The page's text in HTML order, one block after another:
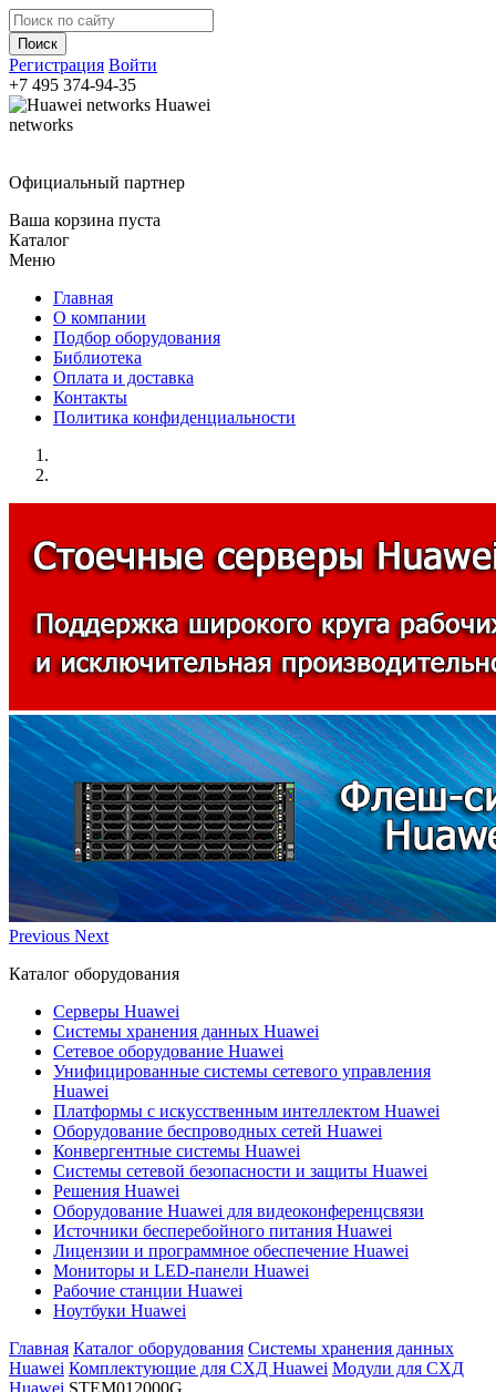
Регистрация Войти
+7 495 374-94-35
Huawei
networks
Официальный партнер
Ваша корзина пуста
Каталог
Меню
Главная
О компании
Подбор оборудования
Библиотека
Оплата и доставка
Контакты
Политика конфиденциальности
Previous Next
Каталог оборудования
Серверы Huawei
Системы хранения данных Huawei
Сетевое оборудование Huawei
Унифицированные системы сетевого управления
Huawei
Платформы с искусственным интеллектом Huawei
Оборудование беспроводных сетей Huawei
Конвергентные системы Huawei
Системы сетевой безопасности и защиты Huawei
Решения Huawei
Оборудование Huawei для видеоконференцсвязи
Источники бесперебойного питания Huawei
Лицензии и программное обеспечение Huawei
Мониторы и LED-панели Huawei
Рабочие станции Huawei
Ноутбуки Huawei
Главная Каталог оборудования Системы хранения данных
Huawei Комплектующие для СХД Huawei Модули для СХД
Huawei STEM012000G